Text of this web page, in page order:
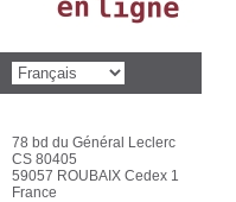
78 bd du Général Leclerc
CS 80405
59057 ROUBAIX Cedex 1
France